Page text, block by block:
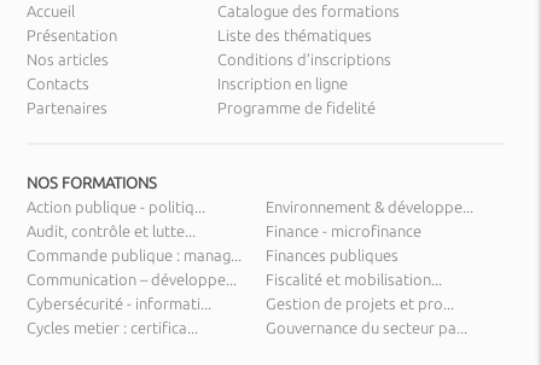
Accueil
Présentation
Nos articles
Contacts
Partenaires
Catalogue des formations
Liste des thématiques
Conditions d’inscriptions
Inscription en ligne
Programme de fidelité
NOS FORMATIONS
Action publique - politiq...
Audit, contrôle et lutte...
Commande publique : manag...
Communication – développe...
Cybersécurité - informati...
Cycles metier : certifica...
Environnement & développe...
Finance - microfinance
Finances publiques
Fiscalité et mobilisation...
Gestion de projets et pro...
Gouvernance du secteur pa...